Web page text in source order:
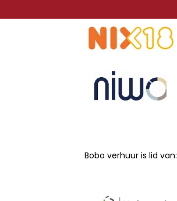
Bobo verhuur is lid van: